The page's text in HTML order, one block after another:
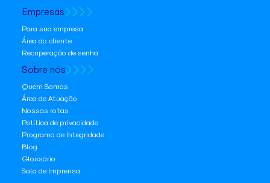
Empresas
Para sua empresa
Área do cliente
Recuperação de senha
Sobre nós
Quem Somos
Área de Atuação
Nossas rotas
Política de privacidade
Programa de Integridade
Blog
Glossário
Sala de Imprensa